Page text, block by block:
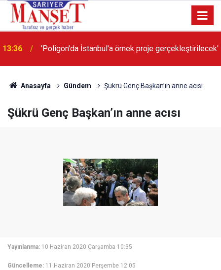
13:36 'Poligon'da İstanbul'a örnek proje gerçekleştirilecek'
Anasayfa Gündem Şükrü Genç Başkan’ın anne acısı
Şükrü Genç Başkan’ın anne acısı
Yayınlanma: 10 Haziran 2020 Çarşamba 10:35
Güncelleme: 11 Haziran 2020 Perşembe 12:05